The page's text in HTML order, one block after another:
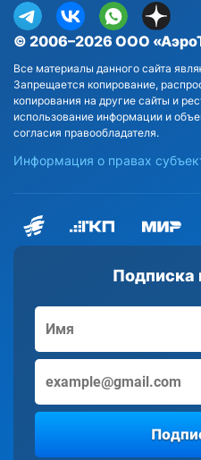
Подписка
© 2006–2026 ООО
Все материалы данного сайта
Запрещается копирование,
копирования на другие сайты и
использование информации и
согласия правообладателя.
Информация о правах